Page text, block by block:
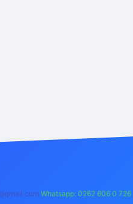
Whatsapp: 0262 606 0 726